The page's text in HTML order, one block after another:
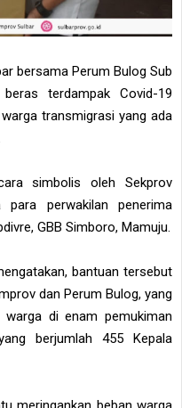
bersama Perum Bulog Sub
terdampak Covid-19
transmigrasi yang ada
simbolis oleh Sekprov
para perwakilan penerima
GBB Simboro, Mamuju.
bantuan tersebut
dan Perum Bulog, yang
di enam pemukiman
berjumlah 455 Kepala